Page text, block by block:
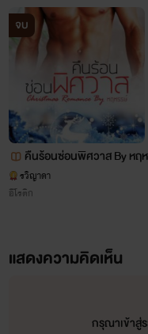
จบ
คืนร้อนซ่อนพิศวาส By หฤห
(ซีรีส์ชุด Christmas Romance)
💘🔞
รวิญาดา
อีโรติก
แสดงความคิดเห็น
กรุณาเข้าสู่